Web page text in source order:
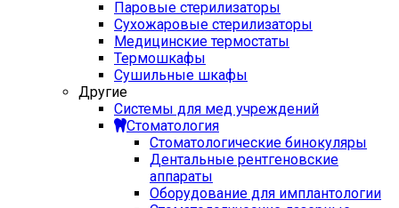
Паровые стерилизаторы
Сухожаровые стерилизаторы
Медицинские термостаты
Термошкафы
Сушильные шкафы
Другие
Системы для мед учреждений
Стоматология
Стоматологические бинокуляры
Дентальные рентгеновские
аппараты
Оборудование для имплантологии